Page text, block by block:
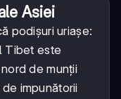
Asiei
podișuri uriașe:
Tibet este
de munții
impunătorii